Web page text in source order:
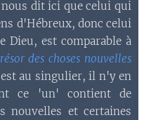
nous dit ici que celui qui
d'Hébreux, donc celui
Dieu, est comparable à
des choses nouvelles
au singulier, il n'y en
ce 'un' contient de
nouvelles et certaines